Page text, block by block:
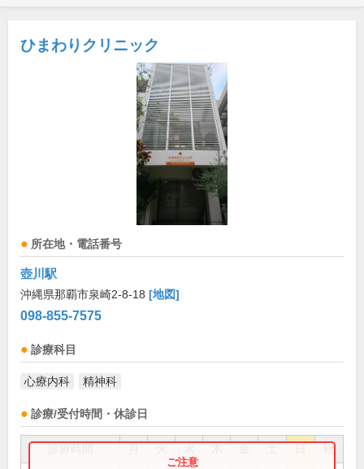
ひまわりクリニック
所在地・電話番号
壺川駅
沖縄県那覇市泉崎2-8-18 [地図]
098-855-7575
診療科目
心療内科 精神科
診療/受付時間・休診日
祝